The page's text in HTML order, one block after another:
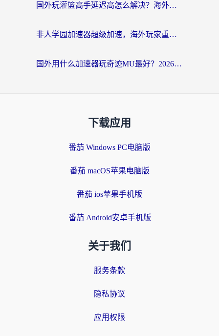
国外玩灌篮高手延迟高怎么解决？海外玩家国服游戏加速终极指南
非人学园加速器超级加速，海外玩家重返国服的通行证
国外用什么加速器玩奇迹MU最好？2026海外玩家国服游戏加速全攻略
下载应用
番茄 Windows PC电脑版
番茄 macOS苹果电脑版
番茄 ios苹果手机版
番茄 Android安卓手机版
关于我们
服务条款
隐私协议
应用权限